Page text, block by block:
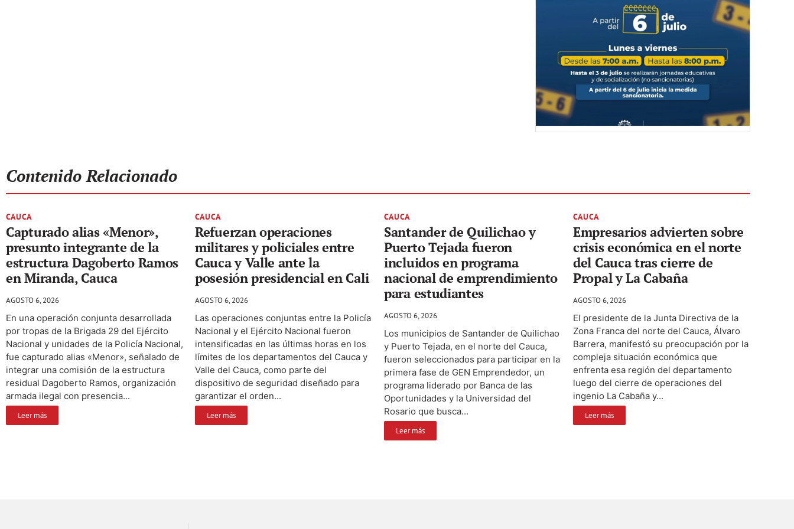
Contenido Relacionado
CAUCA
Capturado alias «Menor»,
presunto integrante de la
estructura Dagoberto Ramos
en Miranda, Cauca
AGOSTO 6, 2026
En una operación conjunta desarrollada
por tropas de la Brigada 29 del Ejército
Nacional y unidades de la Policía Nacional,
fue capturado alias «Menor», señalado de
integrar una comisión de la estructura
residual Dagoberto Ramos, organización
armada ilegal con presencia...
Leer más
CAUCA
Refuerzan operaciones
militares y policiales entre
Cauca y Valle ante la
posesión presidencial en Cali
AGOSTO 6, 2026
Las operaciones conjuntas entre la Policía
Nacional y el Ejército Nacional fueron
intensificadas en las últimas horas en los
límites de los departamentos del Cauca y
Valle del Cauca, como parte del
dispositivo de seguridad diseñado para
garantizar el orden...
Leer más
CAUCA
Santander de Quilichao y
Puerto Tejada fueron
incluidos en programa
nacional de emprendimiento
para estudiantes
AGOSTO 6, 2026
Los municipios de Santander de Quilichao
y Puerto Tejada, en el norte del Cauca,
fueron seleccionados para participar en la
primera fase de GEN Emprendedor, un
programa liderado por Banca de las
Oportunidades y la Universidad del
Rosario que busca...
Leer más
CAUCA
Empresarios advierten sobre
crisis económica en el norte
del Cauca tras cierre de
Propal y La Cabaña
AGOSTO 6, 2026
El presidente de la Junta Directiva de la
Zona Franca del norte del Cauca, Álvaro
Barrera, manifestó su preocupación por la
compleja situación económica que
enfrenta esa región del departamento
luego del cierre de operaciones del
ingenio La Cabaña y...
Leer más